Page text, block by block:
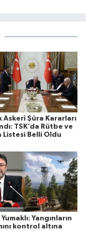
Askerî Şûra Kararları
TSK’da Rütbe ve
Listesi Belli Oldu
Yangınların
kontrol altına